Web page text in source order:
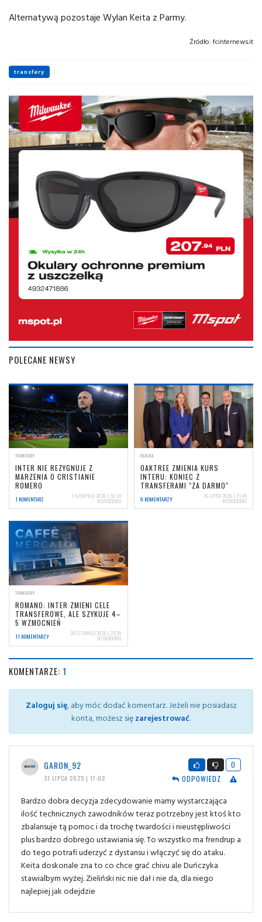
Alternatywą pozostaje Wylan Keita z Parmy.
Źródło: fcinternews.it
transfery
POLECANE NEWSY
TRANSFERY
INTER NIE REZYGNUJE Z
MARZENIA O CRISTIANIE
ROMERO
1 KOMENTARZ 1 SIERPNIA 2026 | 10:39
NERIOCORSI
OGÓLNA
OAKTREE ZMIENIA KURS
INTERU: KONIEC Z
TRANSFERAMI "ZA DARMO"
9 KOMENTARZY 16 LIPCA 2026 | 21:45
NERIOCORSI
TRANSFERY
ROMANO: INTER ZMIENI CELE
TRANSFEROWE, ALE SZYKUJE 4–
5 WZMOCNIEŃ
11 KOMENTARZY 26 CZERWCA 2026 | 23:39
NERIOCORSI
KOMENTARZE: 1
Zaloguj się, aby móc dodać komentarz. Jeżeli nie posiadasz
konta, możesz sięzarejestrować.
GARON_92
31 LIPCA 2025 | 17:02
0
ODPOWIEDZ
Bardzo dobra decyzja zdecydowanie mamy wystarczająca
ilość technicznych zawodników teraz potrzebny jest ktoś kto
zbalansuje tą pomoc i da trochę twardości i nieustępliwości
plus bardzo dobrego ustawiania się. To wszystko ma frendrup a
do tego potrafi uderzyć z dystansu i włączyć się do ataku.
Keita doskonale zna to co chce grać chivu ale Duńczyka
stawialbym wyżej. Zieliński nic nie dał i nie da, dla niego
najlepiej jak odejdzie